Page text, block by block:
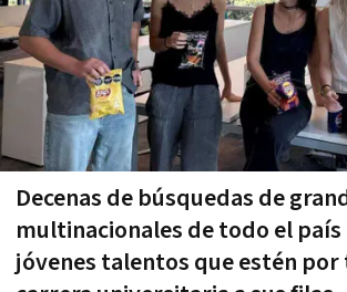
Decenas de búsquedas de
multinacionales de todo el
jóvenes talentos que estén